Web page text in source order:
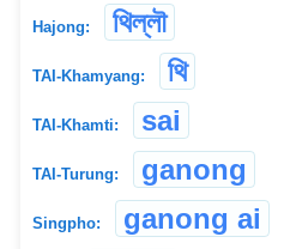
Hajong: থিল্লৗ
TAI-Khamyang: থি
TAI-Khamti: sai
TAI-Turung: ganong
Singpho: ganong ai